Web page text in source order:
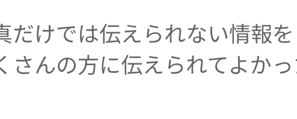
だけでは伝えられない情報を
さんの方に伝えられてよかっ